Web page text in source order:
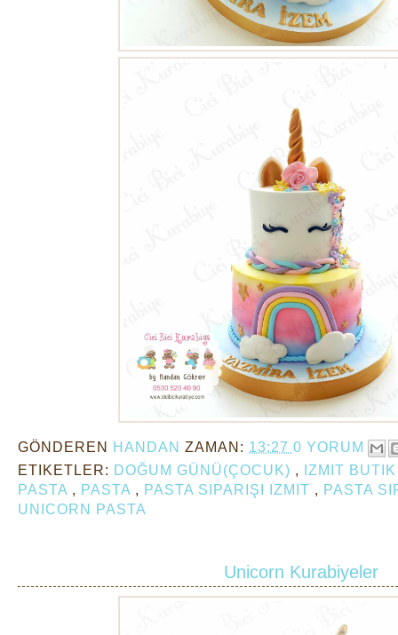
GÖNDEREN HANDAN ZAMAN: 13:27 0 YORUM
ETIKETLER: DOĞUM GÜNÜ(ÇOCUK) ,
IZMIT
PASTA , PASTA , PASTA SIPARIŞI IZMIT , PASTA
UNICORN PASTA
Unicorn Kurabiyeler